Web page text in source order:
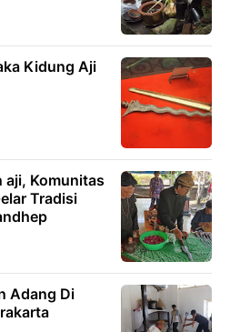
Kidung Aji
aji, Komunitas
Tradisi
Adang Di